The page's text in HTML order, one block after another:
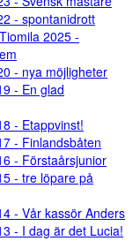
- spontanidrott
2025 -
- nya möjligheter
- En glad
- Etappvinst!
- Finlandsbåten
- Förstaårsjunior
- tre löpare på
- Vår kassör Anders
- I dag är det Lucia!